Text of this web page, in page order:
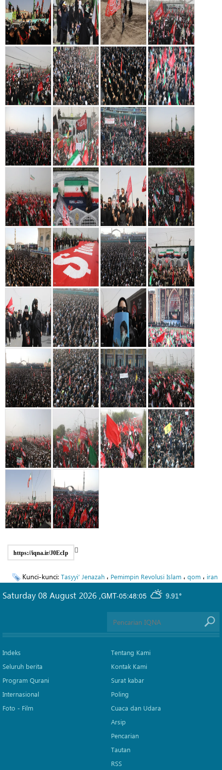
https://iqna.ir/J0EcIp
Kunci-kunci: Tasyyi’ Jenazah ، Pemimpin Revolusi Islam ، qom ، iran
GMT-05:48:05 9.91°
Saturday 08 August 2026 ,
Indeks
Seluruh berita
Program Qurani
Internasional
Foto - Film
Tentang Kami
Kontak Kami
Surat kabar
Poling
Cuaca dan Udara
Arsip
Pencarian
Tautan
RSS